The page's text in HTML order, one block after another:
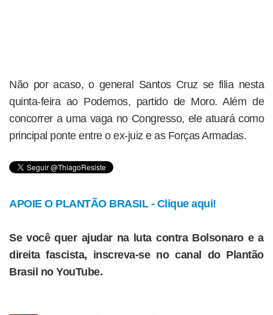
Não por acaso, o general Santos Cruz se filia nesta
quinta-feira ao Podemos, partido de Moro. Além de
concorrer a uma vaga no Congresso, ele atuará como
principal ponte entre o ex-juiz e as Forças Armadas.
APOIE O PLANTÃO BRASIL - Clique aqui!
Se você quer ajudar na luta contra Bolsonaro e a
direita fascista, inscreva-se no canal do Plantão
Brasil no YouTube.